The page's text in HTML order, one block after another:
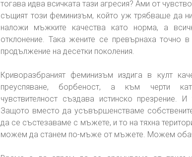
тогава идва всичката тази агресия? Ами от
същият този феминизъм, който уж трябваше да
наложи мъжките качества като норма, а
отклонение. Така жените се превърнаха точно
продължение на десетки поколения.
Криворазбраният феминизъм издига в култ
преуспяване, борбеност, а към черти
чувствителност създава истинско презрение.
Защото вместо да усъвършенстваме
да се състезаваме с мъжете, и то на тяхна
можем да станем по-мъже от мъжете. Можем